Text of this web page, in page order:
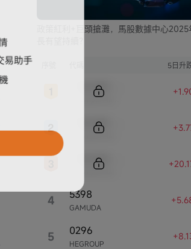
或
（價值RM70)
（最高認
股票現
（價值
30天年化1.5%基金加息券
（最高認購額度RM60,000）
（價值RM70)
（價值
政策紅利+巨頭搶灘，馬股數據中心
5日升
4 GAMUDA
5398
5 HEGROUP
0296